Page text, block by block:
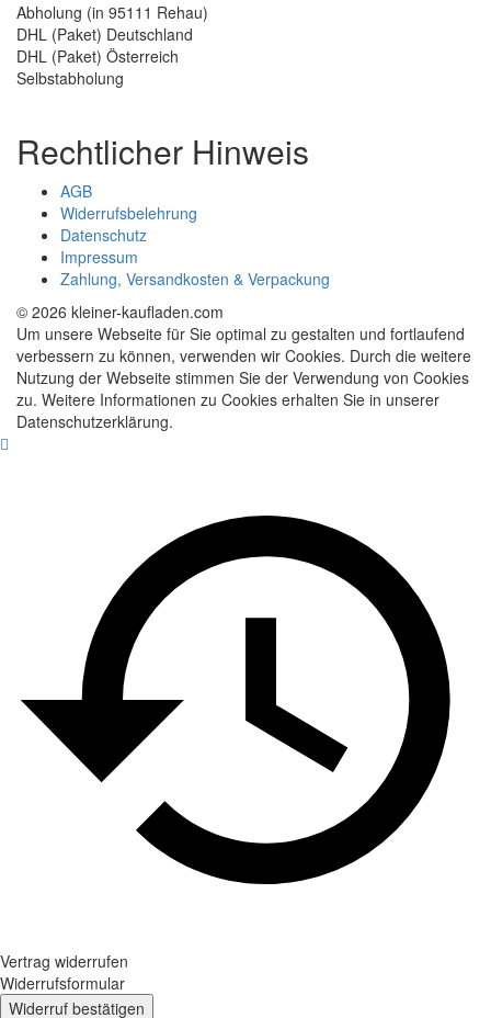
Abholung (in 95111 Rehau)
DHL (Paket) Deutschland
DHL (Paket) Österreich
Selbstabholung
Rechtlicher Hinweis
AGB
Widerrufsbelehrung
Datenschutz
Impressum
Zahlung, Versandkosten & Verpackung
© 2026 kleiner-kaufladen.com
Um unsere Webseite für Sie optimal zu gestalten und fortlaufend
verbessern zu können, verwenden wir Cookies. Durch die weitere
Nutzung der Webseite stimmen Sie der Verwendung von Cookies
zu. Weitere Informationen zu Cookies erhalten Sie in unserer
Datenschutzerklärung.
Vertrag widerrufen
Widerrufsformular
Widerruf bestätigen